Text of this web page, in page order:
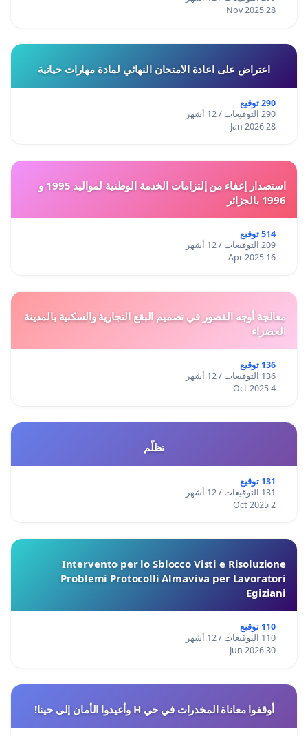
28 Nov 2025
اعتراض على اعادة الامتحان النهائي لمادة مهارات حياتية
290 توقيع
290 التوقيعات / 12 أشهر
28 Jan 2026
استصدار إعفاء من إلتزامات الخدمة الوطنية لمواليد 1995 و
1996 بالجزائر
514 توقيع
209 التوقيعات / 12 أشهر
16 Apr 2025
معالجة أوجه القصور في تصميم البقع التجارية والسكنية بالمدينة
الخضراء
136 توقيع
136 التوقيعات / 12 أشهر
4 Oct 2025
تظلّم
131 توقيع
131 التوقيعات / 12 أشهر
2 Oct 2025
Intervento per lo Sblocco Visti e Risoluzione
Problemi Protocolli Almaviva per Lavoratori
Egiziani
110 توقيع
110 التوقيعات / 12 أشهر
30 Jun 2026
أوقفوا معاناة المخدرات في حي H وأعيدوا الأمان إلى حينا!